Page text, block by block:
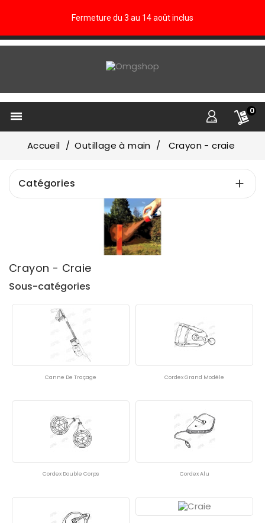
Fermeture du 3 au 14 août inclus
 0
Accueil Outillage à main Crayon - craie
Prix
En Stock
Catégories 
Crayon - Craie
Sous-catégories
Canne De Traçage Cordex Grand Modèle
Cordex Double Corps Cordex Alu